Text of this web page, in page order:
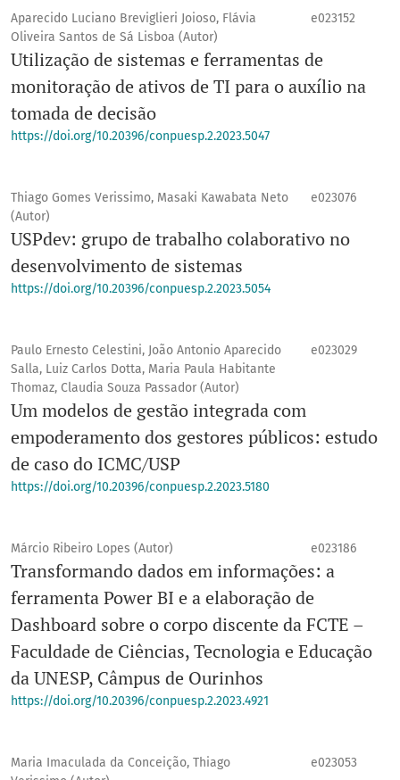
Aparecido Luciano Breviglieri Joioso, Flávia
Oliveira Santos de Sá Lisboa (Autor)
e023152
Utilização de sistemas e ferramentas de
monitoração de ativos de TI para o auxílio na
tomada de decisão
https://doi.org/10.20396/conpuesp.2.2023.5047
Thiago Gomes Verissimo, Masaki Kawabata Neto
(Autor)
e023076
USPdev: grupo de trabalho colaborativo no
desenvolvimento de sistemas
https://doi.org/10.20396/conpuesp.2.2023.5054
Paulo Ernesto Celestini, João Antonio Aparecido
Salla, Luiz Carlos Dotta, Maria Paula Habitante
Thomaz, Claudia Souza Passador (Autor)
e023029
Um modelos de gestão integrada com
empoderamento dos gestores públicos: estudo
de caso do ICMC/USP
https://doi.org/10.20396/conpuesp.2.2023.5180
Márcio Ribeiro Lopes (Autor) e023186
Transformando dados em informações: a
ferramenta Power BI e a elaboração de
Dashboard sobre o corpo discente da FCTE –
Faculdade de Ciências, Tecnologia e Educação
da UNESP, Câmpus de Ourinhos
https://doi.org/10.20396/conpuesp.2.2023.4921
Maria Imaculada da Conceição, Thiago
e023053